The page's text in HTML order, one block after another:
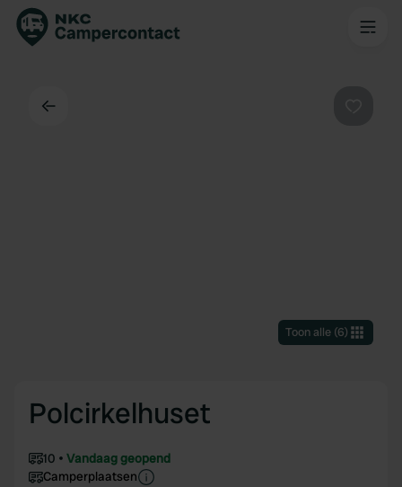
Toon alle(6)
Polcirkelhuset
10
Vandaag geopend
Camperplaatsen